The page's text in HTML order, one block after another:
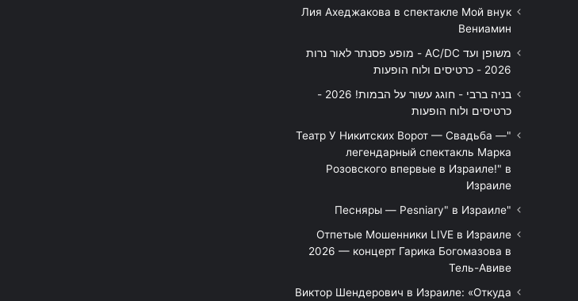
Лия Ахеджакова в спектакле Мой внук
Вениамин
משופן ועד AC/DC - מופע פסנתר לאור נרות
2026 - כרטיסים ולוח הופעות
בניה ברבי - חוגג עשור על הבמות! 2026 -
כרטיסים ולוח הופעות
"Театр У Никитских Ворот — Свадьба —
легендарный спектакль Марка
Розовского впервые в Израиле!" в
Израиле
"Песняры — Pesniary" в Израиле
Отпетые Мошенники LIVE в Израиле
2026 — концерт Гарика Богомазова в
Тель-Авиве
Виктор Шендерович в Израиле: «Откуда